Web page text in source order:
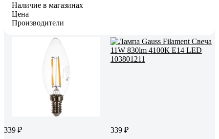
Наличие в магазинах
Цена
Производители
339 ₽ 339 ₽